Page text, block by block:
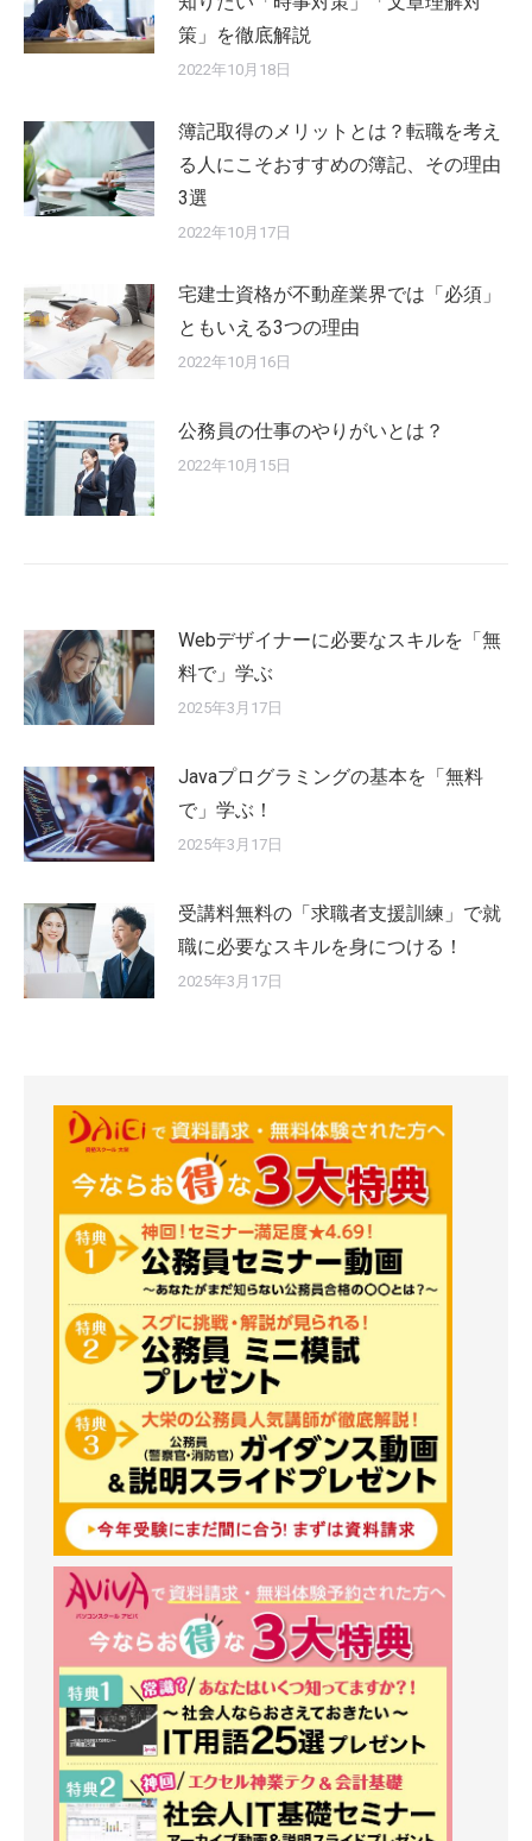
策」を徹底解説
2022年10月18日
簿記取得のメリットとは？転職を考え
る人にこそおすすめの簿記、その理由
3選
2022年10月17日
宅建士資格が不動産業界では「必須」
ともいえる3つの理由
2022年10月16日
公務員の仕事のやりがいとは？
2022年10月15日
Webデザイナーに必要なスキルを「無
料で」学ぶ
2025年3月17日
Javaプログラミングの基本を「無料
で」学ぶ！
2025年3月17日
受講料無料の「求職者支援訓練」で就
職に必要なスキルを身につける！
2025年3月17日